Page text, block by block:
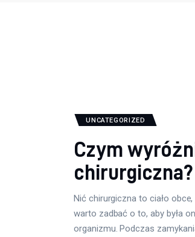
UNCATEGORIZED
Czym
chirurgiczna?
Nić chirurgiczna to ciało
warto zadbać o to, aby była
organizmu. Podczas